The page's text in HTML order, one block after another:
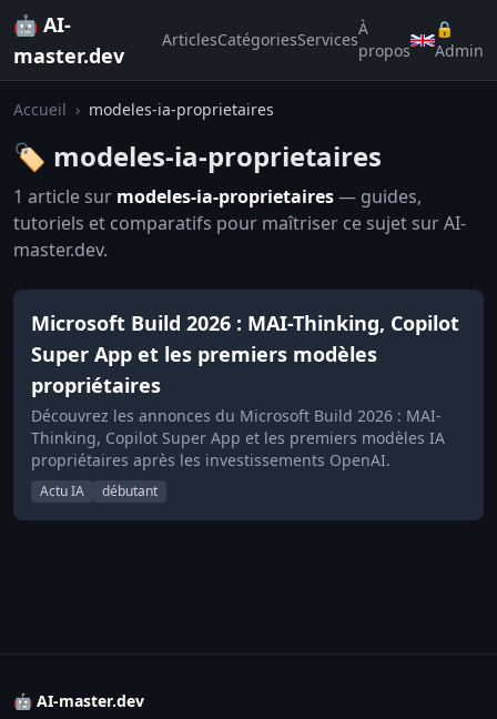
🤖 AI-
master.dev
ArticlesCatégoriesServices
À
propos
🔒
Admin
Accueil › modeles-ia-proprietaires
🏷️ modeles-ia-proprietaires
1 article sur modeles-ia-proprietaires— guides,
tutoriels et comparatifs pour maîtriser ce sujet sur AI-
master.dev.
Microsoft Build 2026 : MAI-Thinking, Copilot
Super App et les premiers modèles
propriétaires
Découvrez les annonces du Microsoft Build 2026 : MAI-
Thinking, Copilot Super App et les premiers modèles IA
propriétaires après les investissements OpenAI.
Actu IA débutant
🤖 AI-master.dev